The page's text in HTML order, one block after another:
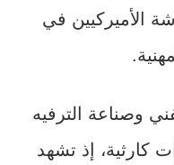
الأميركيين في
وصناعة الترفيه
كارثية، إذ تشهد